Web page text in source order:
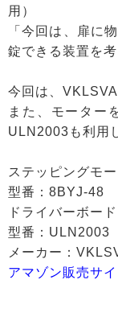
用）
「今回は、扉に
錠できる装置を
今回は、
また、モーター
ULN2003も利用
ステッピングモー
型番：8BYJ-48
ドライバーボー
型番：ULN2003
メーカー：
アマゾン販売サ